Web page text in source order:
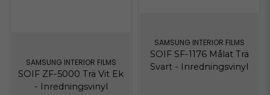
SAMSUNG INTERIOR FILMS
SOIF ZF-5000 Trä Vit Ek
- Inredningsvinyl
SAMSUNG INTERIOR FILMS
SOIF SF-1176 Målat Trä
Svart - Inredningsvinyl